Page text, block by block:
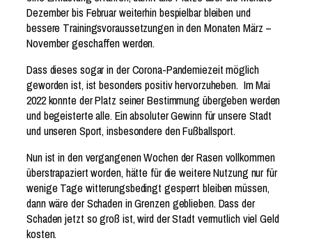
Dezember bis Februar weiterhin bespielbar bleiben und
bessere Trainingsvoraussetzungen in den Monaten März –
November geschaffen werden.
Dass dieses sogar in der Corona-Pandemiezeit möglich
geworden ist, ist besonders positiv hervorzuheben. Im Mai
2022 konnte der Platz seiner Bestimmung übergeben werden
und begeisterte alle. Ein absoluter Gewinn für unsere Stadt
und unseren Sport, insbesondere den Fußballsport.
Nun ist in den vergangenen Wochen der Rasen vollkommen
überstrapaziert worden, hätte für die weitere Nutzung nur für
wenige Tage witterungsbedingt gesperrt bleiben müssen,
dann wäre der Schaden in Grenzen geblieben. Dass der
Schaden jetzt so groß ist, wird der Stadt vermutlich viel Geld
kosten.